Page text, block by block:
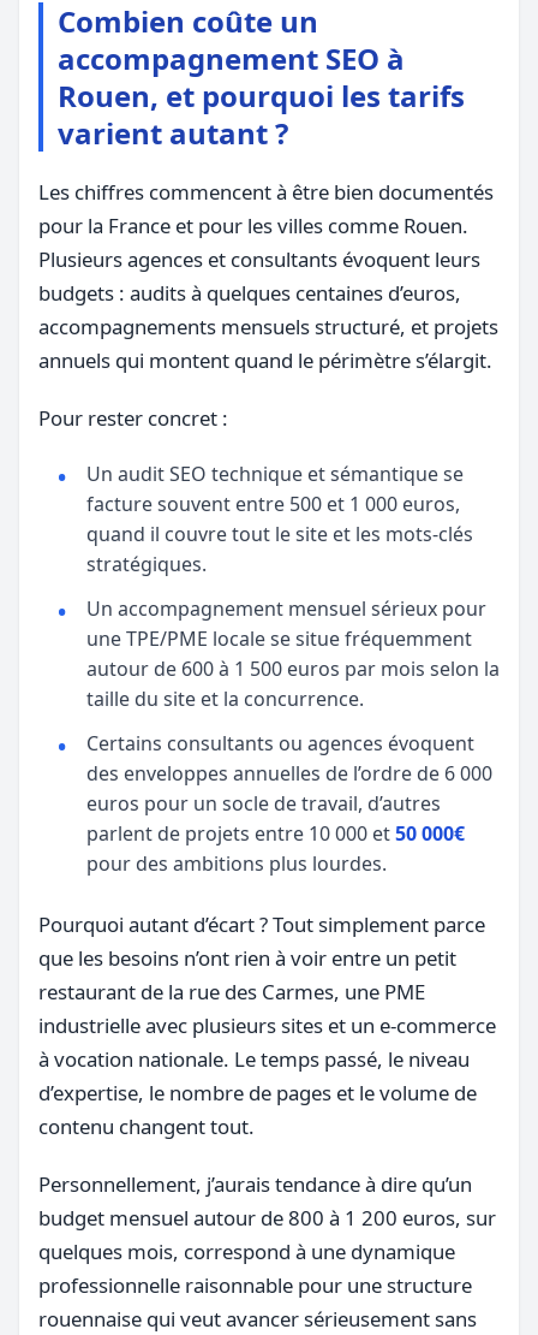
Combien coûte un
accompagnement SEO à
Rouen, et pourquoi les tarifs
varient autant ?
Les chiffres commencent à être bien documentés
pour la France et pour les villes comme Rouen.
Plusieurs agences et consultants évoquent leurs
budgets : audits à quelques centaines d’euros,
accompagnements mensuels structuré, et projets
annuels qui montent quand le périmètre s’élargit.
Pour rester concret :
Un audit SEO technique et sémantique se
facture souvent entre 500 et 1 000 euros,
quand il couvre tout le site et les mots-clés
stratégiques.
Un accompagnement mensuel sérieux pour
une TPE/PME locale se situe fréquemment
autour de 600 à 1 500 euros par mois selon la
taille du site et la concurrence.
Certains consultants ou agences évoquent
des enveloppes annuelles de l’ordre de 6 000
euros pour un socle de travail, d’autres
parlent de projets entre 10 000 et50 000€
pour des ambitions plus lourdes.
Pourquoi autant d’écart ? Tout simplement parce
que les besoins n’ont rien à voir entre un petit
restaurant de la rue des Carmes, une PME
industrielle avec plusieurs sites et un e-commerce
à vocation nationale. Le temps passé, le niveau
d’expertise, le nombre de pages et le volume de
contenu changent tout.
Personnellement, j’aurais tendance à dire qu’un
budget mensuel autour de 800 à 1 200 euros, sur
quelques mois, correspond à une dynamique
professionnelle raisonnable pour une structure
rouennaise qui veut avancer sérieusement sans